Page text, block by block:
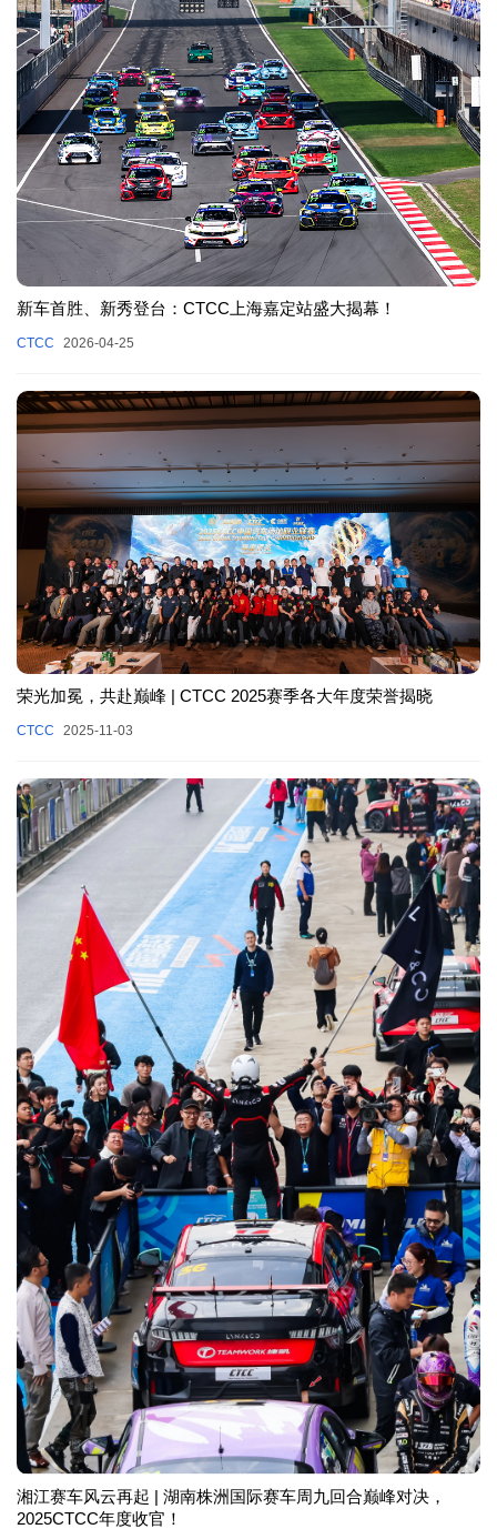
新车首胜、新秀登台：CTCC上海嘉定站盛大揭幕！
CTCC 2026-04-25
荣光加冕，共赴巅峰 | CTCC 2025赛季各大年度荣誉揭晓
CTCC 2025-11-03
湘江赛车风云再起 | 湖南株洲国际赛车周九回合巅峰对决，
2025CTCC年度收官！